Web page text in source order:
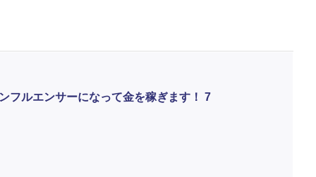
フルエンサーになって金を稼ぎます！ 7